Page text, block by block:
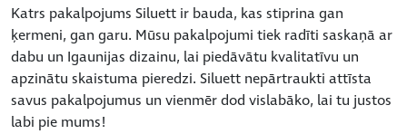
Katrs pakalpojums Siluett ir bauda, kas stiprina gan
ķermeni, gan garu. Mūsu pakalpojumi tiek radīti saskaņā ar
dabu un Igaunijas dizainu, lai piedāvātu kvalitatīvu un
apzinātu skaistuma pieredzi. Siluett nepārtraukti attīsta
savus pakalpojumus un vienmēr dod vislabāko, lai tu justos
labi pie mums!